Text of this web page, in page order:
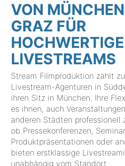
VON
GRAZ FÜR
HOCHWERTIGE
LIVESTREAMS
Stream Filmproduktion zählt
Livestream-Agenturen in
ihren Sitz in München. Ihre
es ihnen, auch
anderen Städten professionell
ob Pressekonferenzen,
Produktpräsentationen oder
bieten erstklassige
unabhängig vom Standort.